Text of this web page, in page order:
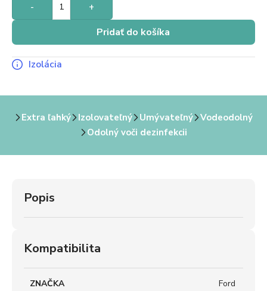
- +
Pridať do košíka
Izolácia
Extra ľahký Izolovateľný Umývateľný
Vodeodolný
Odolný voči dezinfekcii
Popis
Kompatibilita
ZNAČKA Ford